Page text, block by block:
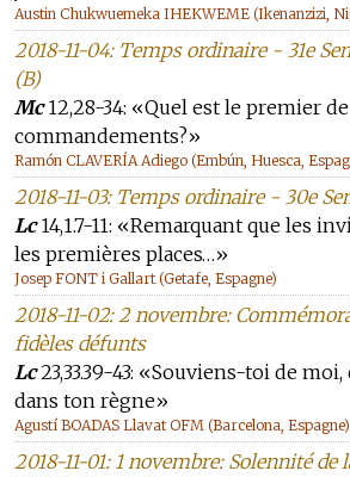
Austin Chukwuemeka IHEKWEME (Ikenanzizi,
2018-11-04: Temps ordinaire - 31e
(B)
Mc12,28-34: «Quel est le premier
commandements?»
Ramón CLAVERÍA Adiego (Embún, Huesca,
2018-11-03: Temps ordinaire - 30e
Lc14,1.7-11: «Remarquant que les
les premières places…»
Josep FONT i Gallart (Getafe, Espagne)
2018-11-02: 2 novembre:
fidèles défunts
Lc23,33.39-43: «Souviens-toi de
dans ton règne»
Agustí BOADAS Llavat OFM (Barcelona, Espagne)
2018-11-01: 1 novembre: Solennité de